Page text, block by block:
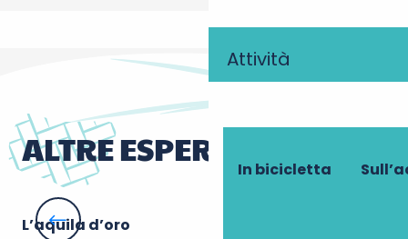
Attività
In bicicletta
ALTRE ESPERIENZE
L’aquila d’oro